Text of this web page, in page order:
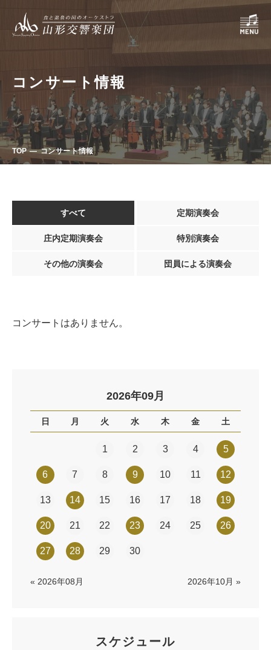
コンサート情報
TOP コンサート情報
すべて 定期演奏会
庄内定期演奏会 特別演奏会
その他の演奏会 団員による演奏会
コンサートはありません。
2026年09月
日 月 火 水 木 金 土
1 2 3 4 5
6 7 8 9 10 11 12
13 14 15 16 17 18 19
20 21 22 23 24 25 26
27 28 29 30
« 2026年08月 2026年10月 »
スケジュール